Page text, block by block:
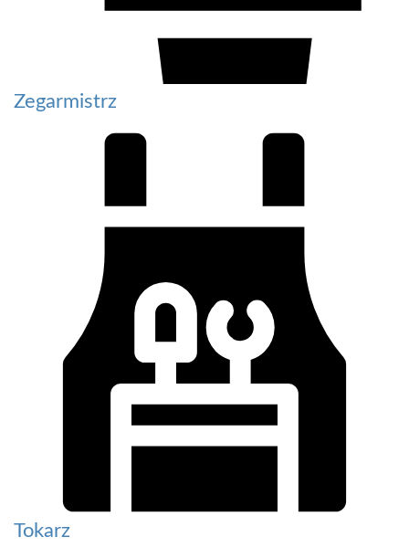
Zegarmistrz
Tokarz